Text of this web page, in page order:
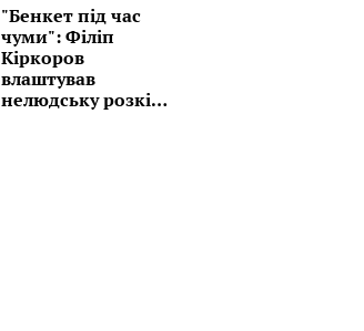
якнайдовше
"Бенкет під час
чуми": Філіп
Кіркоров
влаштував
нелюдську розкіш